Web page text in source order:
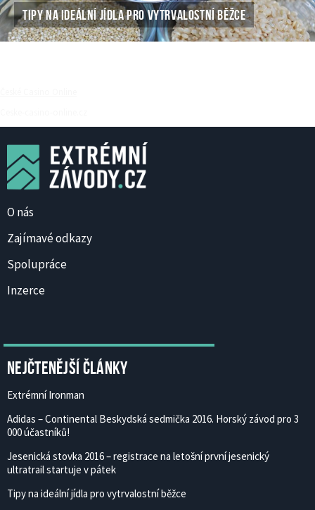
TIPY NA IDEÁLNÍ JÍDLA PRO VYTRVALOSTNÍ BĚŽCE
O nás
Zajímavé odkazy
Spolupráce
Inzerce
Nejčtenější články
Extrémní Ironman
Adidas – Continental Beskydská sedmička 2016. Horský závod pro 3
000 účastníků!
Jesenická stovka 2016 – registrace na letošní první jesenický
ultratrail startuje v pátek
Tipy na ideální jídla pro vytrvalostní běžce